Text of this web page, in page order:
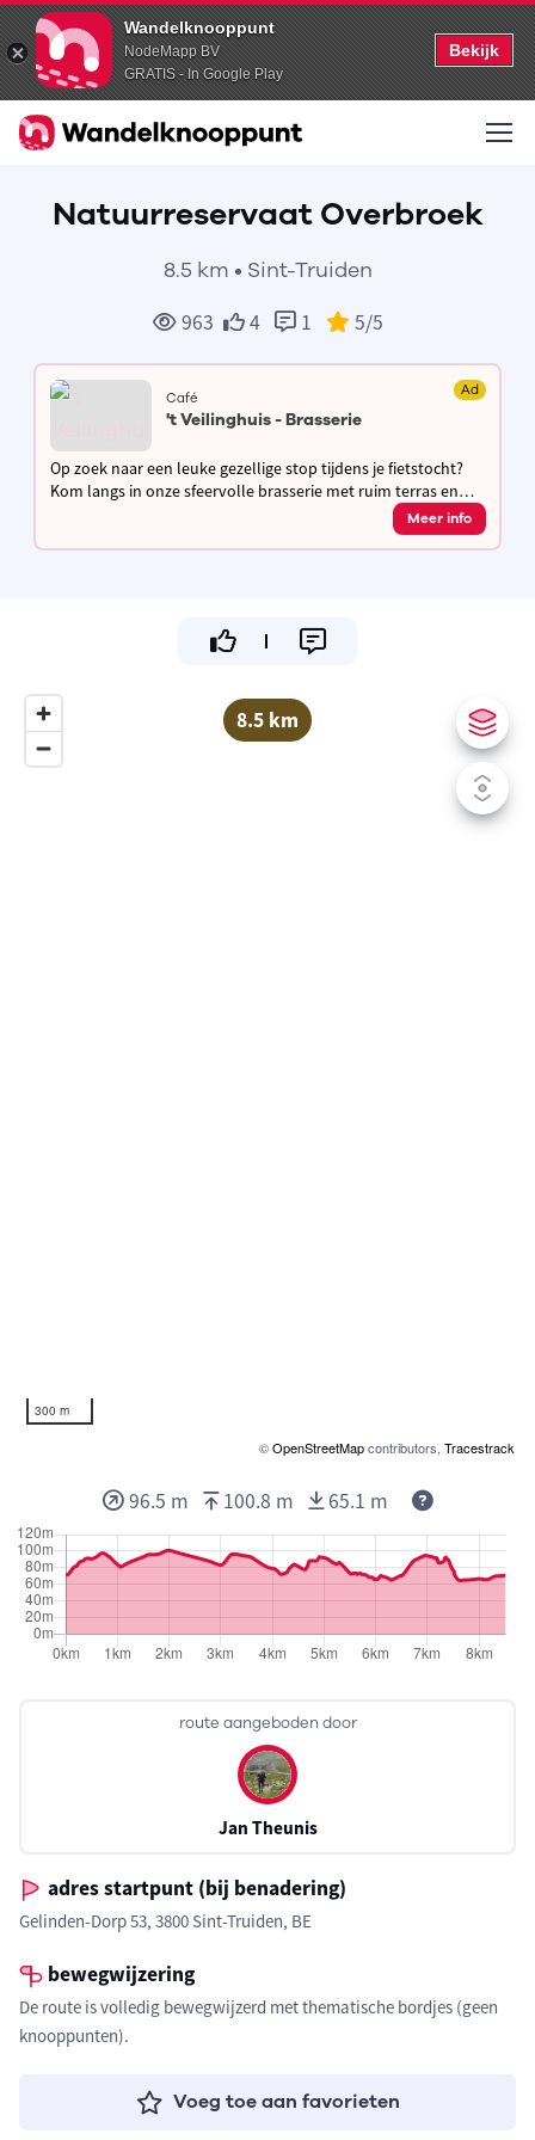
Wandelknooppunt
NodeMapp BV
GRATIS - In Google Play
Bekijk
Natuurreservaat Overbroek
8.5 km • Sint-Truiden
963 4 1 5/5
Café Ad
't Veilinghuis - Brasserie
Op zoek naar een leuke gezellige stop tijdens je fietstocht?
Kom langs in onze sfeervolle brasserie met ruim terras en
laad je fiets gratis op terwijl je geniet van een hapje & een
Meer info
8.5 km
300 m
©OpenStreetMapcontributors, Tracestrack
route aangeboden door
Jan Theunis
adres startpunt (bij benadering)
Gelinden-Dorp 53, 3800 Sint-Truiden, BE
bewegwijzering
De route is volledig bewegwijzerd met thematische bordjes (geen
knooppunten).
Voeg toe aan favorieten
96.5 m 100.8 m 65.1 m